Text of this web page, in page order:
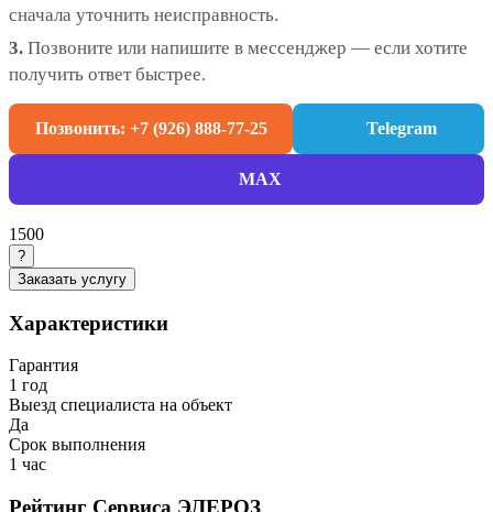
сначала уточнить неисправность.
3. Позвоните или напишите в мессенджер — если хотите
получить ответ быстрее.
Позвонить: +7 (926) 888-77-25 Telegram
MAX
1500
?
Заказать услугу
Характеристики
Гарантия
1 год
Выезд специалиста на объект
Да
Срок выполнения
1 час
Рейтинг Сервиса ЭЛЕРОЗ